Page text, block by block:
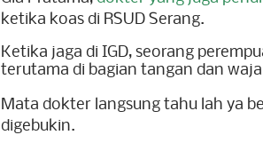
ketika koas di RSUD Serang.
Ketika jaga di IGD, seorang
terutama di bagian tangan dan
Mata dokter langsung tahu lah ya
digebukin.